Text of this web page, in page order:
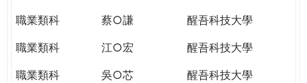
職業類科
蔡○謙
醒吾科技大學
職業類科
江○宏
醒吾科技大學
職業類科
吳○芯
醒吾科技大學